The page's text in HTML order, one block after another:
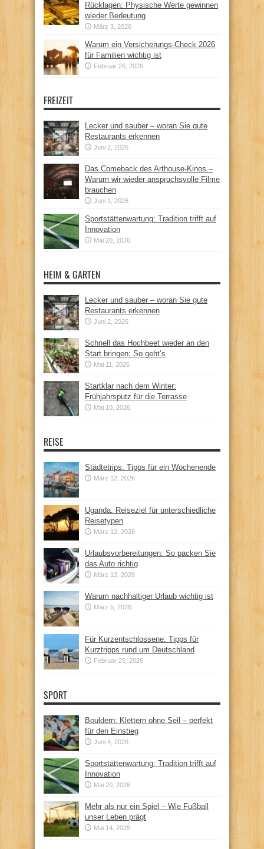
Rücklagen: Physische Werte gewinnen
wieder Bedeutung
März 3, 2026
Warum ein Versicherungs-Check 2026
für Familien wichtig ist
Februar 26, 2026
FREIZEIT
Lecker und sauber – woran Sie gute
Restaurants erkennen
Juni 2, 2026
Das Comeback des Arthouse-Kinos –
Warum wir wieder anspruchsvolle Filme
brauchen
Juni 1, 2026
Sportstättenwartung: Tradition trifft auf
Innovation
Mai 20, 2026
HEIM & GARTEN
Lecker und sauber – woran Sie gute
Restaurants erkennen
Juni 2, 2026
Schnell das Hochbeet wieder an den
Start bringen: So geht’s
Mai 11, 2026
Startklar nach dem Winter:
Frühjahrsputz für die Terrasse
Mai 10, 2026
REISE
Städtetrips: Tipps für ein Wochenende
März 12, 2026
Uganda: Reiseziel für unterschiedliche
Reisetypen
März 12, 2026
Urlaubsvorbereitungen: So packen Sie
das Auto richtig
März 12, 2026
Warum nachhaltiger Urlaub wichtig ist
März 5, 2026
Für Kurzentschlossene: Tipps für
Kurztripps rund um Deutschland
Februar 25, 2026
SPORT
Bouldern: Klettern ohne Seil – perfekt
für den Einstieg
Juni 4, 2026
Sportstättenwartung: Tradition trifft auf
Innovation
Mai 20, 2026
Mehr als nur ein Spiel – Wie Fußball
unser Leben prägt
Mai 14, 2025